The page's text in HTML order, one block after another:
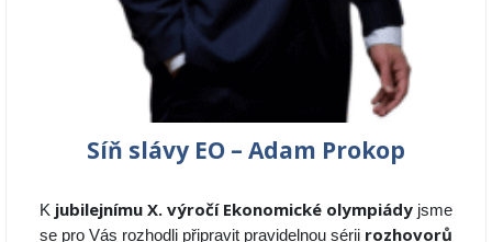
Síň slávy EO – Adam Prokop
K jubilejnímu X. výročí Ekonomické olympiády jsme
se pro Vás rozhodli připravit pravidelnou sérii rozhovorů